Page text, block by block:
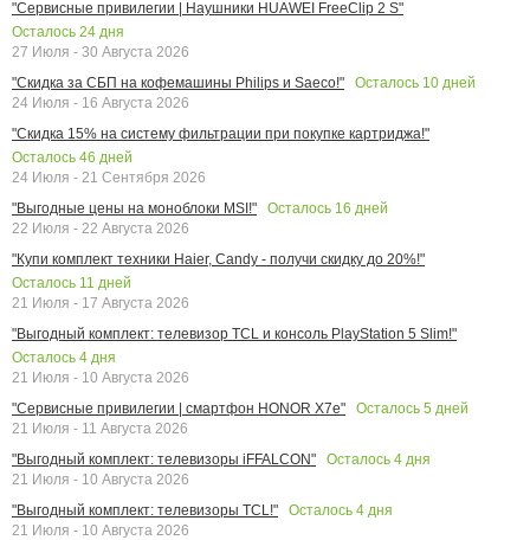
"Сервисные привилегии | Наушники HUAWEI FreeClip 2 S"
Осталось 24 дня
27 Июля - 30 Августа 2026
"Скидка за СБП на кофемашины Philips и Saeco!"
Осталось 10 дней
24 Июля - 16 Августа 2026
"Скидка 15% на систему фильтрации при покупке картриджа!"
Осталось 46 дней
24 Июля - 21 Сентября 2026
"Выгодные цены на моноблоки MSI!"
Осталось 16 дней
22 Июля - 22 Августа 2026
"Купи комплект техники Haier, Candy - получи скидку до 20%!"
Осталось 11 дней
21 Июля - 17 Августа 2026
"Выгодный комплект: телевизор TCL и консоль PlayStation 5 Slim!"
Осталось 4 дня
21 Июля - 10 Августа 2026
"Сервисные привилегии | смартфон HONOR X7e"
Осталось 5 дней
21 Июля - 11 Августа 2026
"Выгодный комплект: телевизоры iFFALCON"
Осталось 4 дня
21 Июля - 10 Августа 2026
"Выгодный комплект: телевизоры TCL!"
Осталось 4 дня
21 Июля - 10 Августа 2026